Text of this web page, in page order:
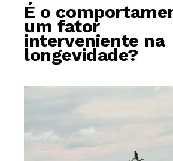
É o
um fator
interveniente na
longevidade?